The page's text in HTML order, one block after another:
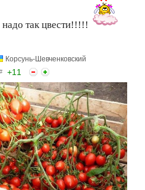
так цвести!!!!!
Корсунь-Шевченковский
+11